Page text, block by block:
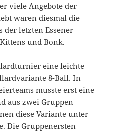
viele Angebote der
waren diesmal die
der letzten Essener
und Bonk.
eine leichte
8-Ball. In
musste erst eine
aus zwei Gruppen
diese Variante unter
Die Gruppenersten